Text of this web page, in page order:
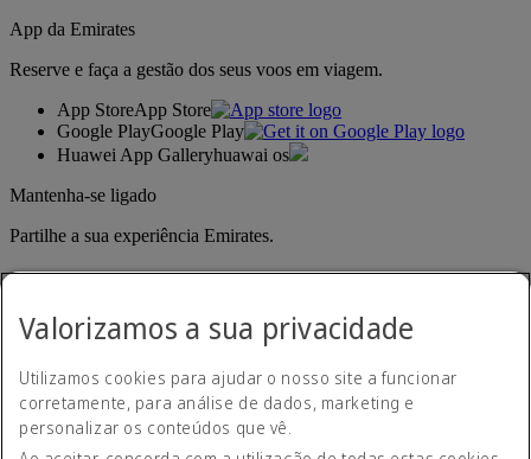
App da Emirates
Reserve e faça a gestão dos seus voos em viagem.
App StoreApp Store
Google PlayGoogle Play
Huawei App Galleryhuawai os
Mantenha-se ligado
Partilhe a sua experiência Emirates.
Declaração de acessibilidade
Valorizamos a sua privacidade
Utilizamos cookies para ajudar o nosso site a funcionar
corretamente, para análise de dados, marketing e
personalizar os conteúdos que vê.